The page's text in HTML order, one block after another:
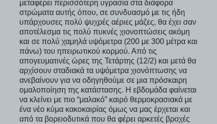
μεταφέρει περισσότερη υγρασία στα διάφορα
στρώματα αυτής όπου, σε συνδυασμό με τις ήδη
υπάρχουσες πολύ ψυχρές αέριες μάζες, θα έχει σαν
αποτέλεσμα τις πολύ πυκνές χιονοπτώσεις ακόμη
και σε πολύ χαμηλά υψόμετρα (200 με 300 μέτρα και
πάνω) του ηπειρωτικού κορμού. Από τις
απογευματινές ώρες της Τετάρτης (12/2) και μετά θα
αρχίσουν σταδιακά τα υψόμετρα χιονόπτωσης να
ανεβαίνουν για να οδηγηθούμε σε μια πρόσκαιρη
ομαλοποίηση της κατάστασης. Η εβδομάδα φαίνεται
να κλείνει με πιο “μαλακό” καιρό θερμοκρασιακά με
ένα νέο κύμα κακοκαιρίας όμως να μας έρχεται και
από τα βορειοδυτικά που θα φέρει αρκετές βροχές